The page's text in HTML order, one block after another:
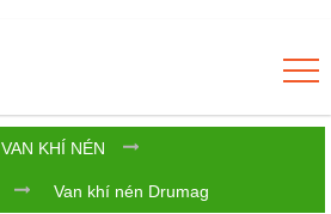
VAN KHÍ NÉN
Van khí nén Drumag